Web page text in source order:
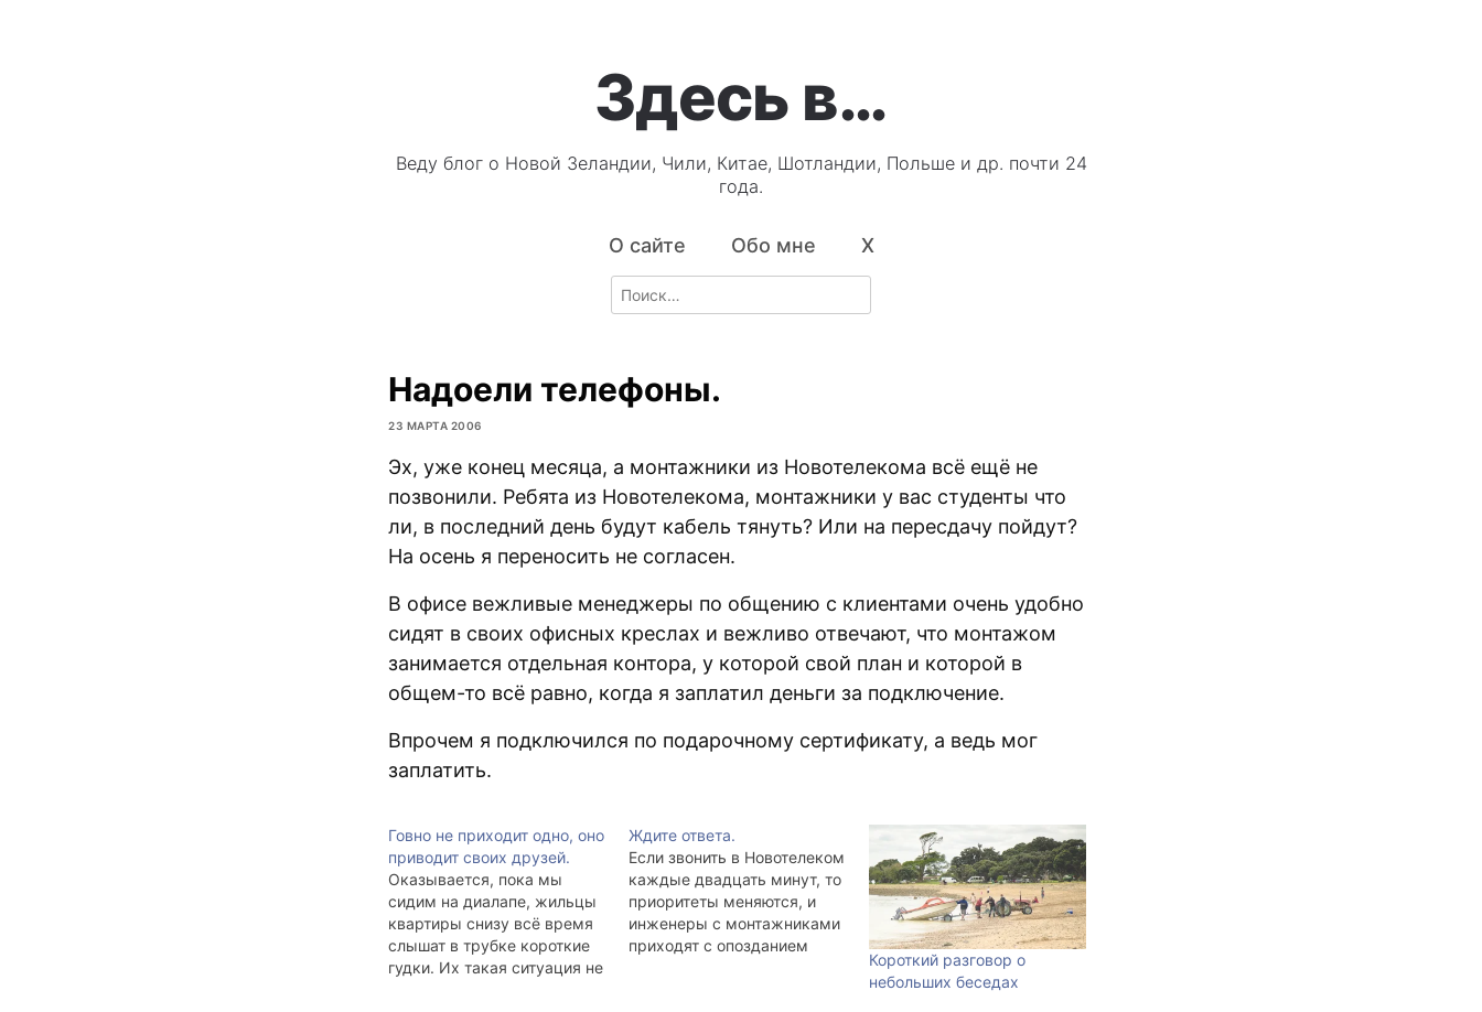
Здесь в…
Веду блог о Новой Зеландии, Чили, Китае, Шотландии, Польше и др. почти 24
года.
О сайте Обо мне X
Search
for:
Надоели телефоны.
23 МАРТА 2006
Эх, уже конец месяца, а монтажники из Новотелекома всё ещё не
позвонили. Ребята из Новотелекома, монтажники у вас студенты что
ли, в последний день будут кабель тянуть? Или на пересдачу пойдут?
На оcень я переносить не согласен.
В офисе вежливые менеджеры по общению с клиентами очень удобно
сидят в своих офисных креслах и вежливо отвечают, что монтажом
занимается отдельная контора, у которой свой план и которой в
общем-то всё равно, когда я заплатил деньги за подключение.
Впрочем я подключился по подарочному сертификату, а ведь мог
заплатить.
Говно не приходит одно, оно
приводит своих друзей.
Оказывается, пока мы
сидим на диалапе, жильцы
квартиры снизу всё время
слышат в трубке короткие
гудки. Их такая ситуация не
Ждите ответа.
Если звонить в Новотелеком
каждые двадцать минут, то
приоритеты меняются, и
инженеры с монтажниками
приходят с опозданием
Короткий разговор о
небольших беседах